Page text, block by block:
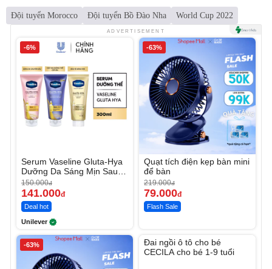
Đội tuyển Morocco Đội tuyển Bồ Đào Nha World Cup 2022
ADVERTISEMENT
-6%
Serum Vaseline Gluta-Hya
Dưỡng Da Sáng Mịn Sau 7
Ngày
150.000đ
141.000đ
Deal hot
Unilever
-63%
Quạt tích điện kẹp bàn mini
để bàn
219.000đ
79.000đ
Flash Sale
-63%
Đai ngồi ô tô cho bé
CECILA cho bé 1-9 tuổi